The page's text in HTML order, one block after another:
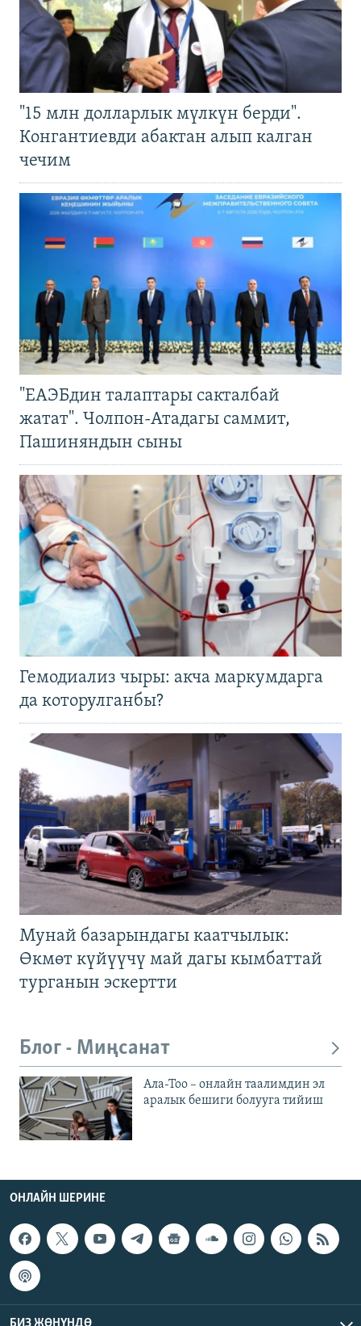
"15 млн долларлык мүлкүн берди".
Конгантиевди абактан алып калган
чечим
"ЕАЭБдин талаптары сакталбай
жатат". Чолпон-Атадагы саммит,
Пашиняндын сыны
Гемодиализ чыры: акча маркумдарга
да которулганбы?
Мунай базарындагы каатчылык:
Өкмөт күйүүчү май дагы кымбаттай
турганын эскертти
Блог - Миңсанат
Ала-Тоо – онлайн таалимдин эл
аралык бешиги болууга тийиш
ОНЛАЙН ШЕРИНЕ